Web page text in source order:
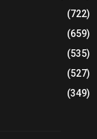
(722)
(659)
(535)
(527)
(349)